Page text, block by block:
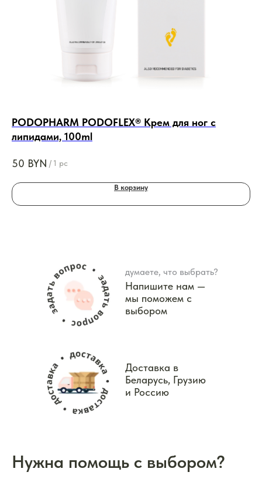
PODOPHARM PODOFLEX® Крем для ног с
липидами, 100ml
50 BYN / 1 pc
В корзину
думаете, что выбрать?
Напишите нам —
мы поможем с
выбором
Доставка в
Беларусь, Грузию
и Россию
Нужна помощь с выбором?